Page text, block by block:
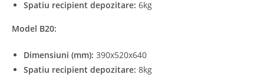
Spatiu recipient depozitare: 6kg
Model B20:
Dimensiuni (mm): 390x520x640
Spatiu recipient depozitare: 8kg